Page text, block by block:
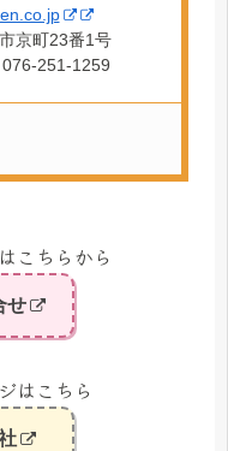
京町23番1号
251-1259
こちらから
せ
はこちら